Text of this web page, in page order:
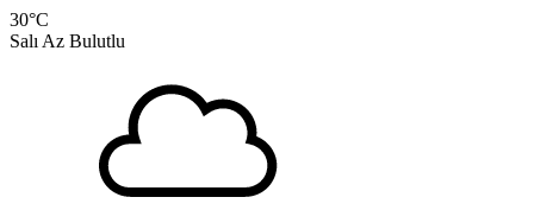
30°C
Salı Az Bulutlu